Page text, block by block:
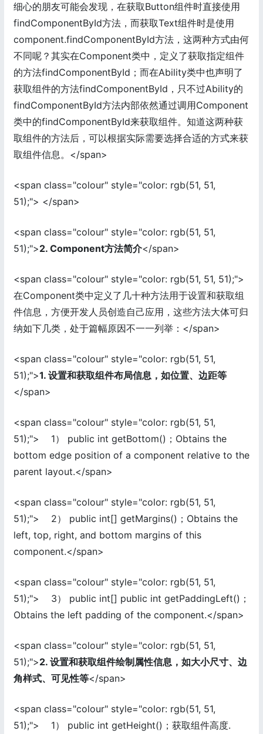
细心的朋友可能会发现，在获取Button组件时直接使用
findComponentById方法，而获取Text组件时是使用
component.findComponentById方法，这两种方式由何
不同呢？其实在Component类中，定义了获取指定组件
的方法findComponentById；而在Ability类中也声明了
获取组件的方法findComponentById，只不过Ability的
findComponentById方法内部依然通过调用Component
类中的findComponentById来获取组件。知道这两种获
取组件的方法后，可以根据实际需要选择合适的方式来获
取组件信息。</span>
<span class="colour" style="color: rgb(51, 51,
51);"> </span>
<span class="colour" style="color: rgb(51, 51,
51);">2. Component方法简介</span>
<span class="colour" style="color: rgb(51, 51, 51);">
在Component类中定义了几十种方法用于设置和获取组
件信息，方便开发人员创造自己应用，这些方法大体可归
纳如下几类，处于篇幅原因不一一列举：</span>
<span class="colour" style="color: rgb(51, 51,
51);">1. 设置和获取组件布局信息，如位置、边距等
</span>
<span class="colour" style="color: rgb(51, 51,
51);"> 1） public int getBottom()；Obtains the
bottom edge position of a component relative to the
parent layout.</span>
<span class="colour" style="color: rgb(51, 51,
51);"> 2） public int[] getMargins()；Obtains the
left, top, right, and bottom margins of this
component.</span>
<span class="colour" style="color: rgb(51, 51,
51);"> 3） public int[] public int getPaddingLeft()；
Obtains the left padding of the component.</span>
<span class="colour" style="color: rgb(51, 51,
51);">2. 设置和获取组件绘制属性信息，如大小尺寸、边
角样式、可见性等</span>
<span class="colour" style="color: rgb(51, 51,
51);"> 1） public int getHeight()；获取组件高度.